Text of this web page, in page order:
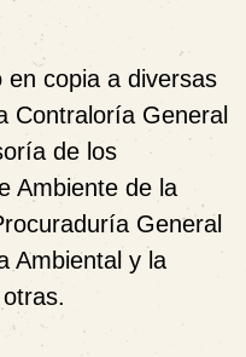
en copia a diversas
Contraloría General
de los
Ambiente de la
General
Ambiental y la